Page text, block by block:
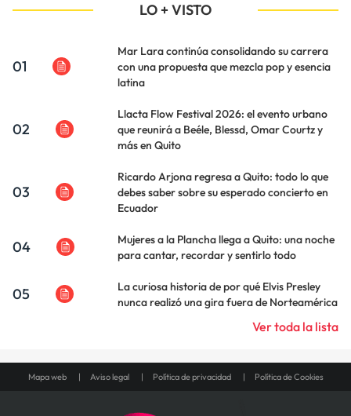
LO + VISTO
01
Mar Lara continúa consolidando su carrera
con una propuesta que mezcla pop y esencia
latina
02
Llacta Flow Festival 2026: el evento urbano
que reunirá a Beéle, Blessd, Omar Courtz y
más en Quito
03
Ricardo Arjona regresa a Quito: todo lo que
debes saber sobre su esperado concierto en
Ecuador
04
Mujeres a la Plancha llega a Quito: una noche
para cantar, recordar y sentirlo todo
05
La curiosa historia de por qué Elvis Presley
nunca realizó una gira fuera de Norteamérica
Ver toda la lista
Mapa web Aviso legal Política de privacidad Política de Cookies